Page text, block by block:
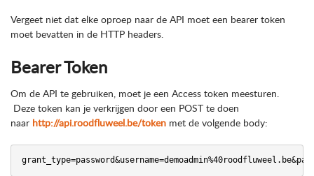
Vergeet niet dat elke oproep naar de API moet een bearer token
moet bevatten in de HTTP headers.
Bearer Token
Om de API te gebruiken, moet je een Access token meesturen.
Deze token kan je verkrijgen door een POST te doen
naar http://api.roodfluweel.be/token met de volgende body: